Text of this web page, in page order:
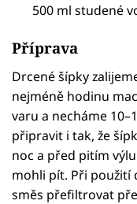
500 ml studené
Příprava
Drcené šípky
nejméně hodinu
varu a necháme
připravit i tak, že
noc a před pitím
mohli pít. Při použití
směs přefiltrovat